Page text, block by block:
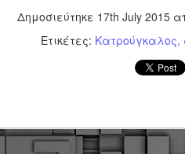
Δημοσιεύτηκε 17th July 2015
Ετικέτες: Κατρούγκαλος
JUN
Απολογισμός των
ελέγχων σε